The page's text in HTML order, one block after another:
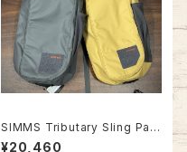
SIMMS Tributary Sling Pac
k
¥20,460